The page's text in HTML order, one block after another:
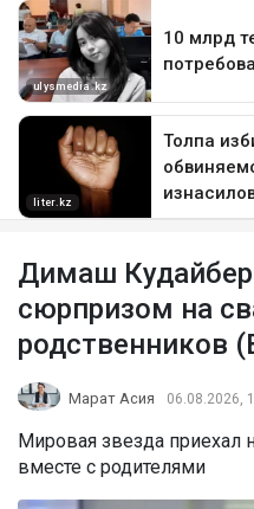
Димаш
сюрпризом на
родственников
Марат Асия 06.08.2026,
Мировая звезда приехал
вместе с родителями